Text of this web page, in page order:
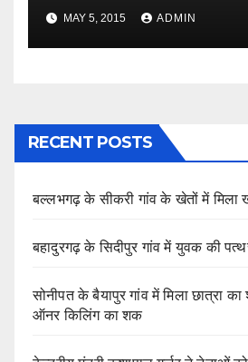
MAY 5, 2015 ADMIN
RECENT POSTS
बल्लभगढ़ के सीकरी गांव के खेतों में
बहादुरगढ़ के सिदीपुर गांव में युवक की
सोनीपत के बैयापुर गांव में मिला छात्रा
ऑनर किलिंग का शक